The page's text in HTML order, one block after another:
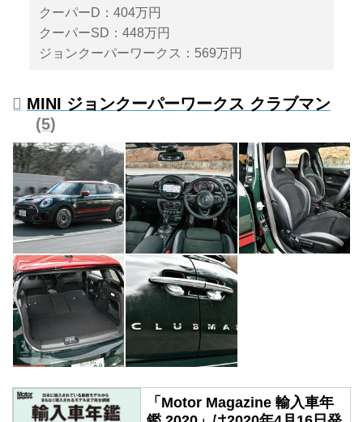
クーパーD：404万円
クーパーSD：448万円
ジョンクーパーワークス：569万円
MINI ジョンクーパーワークス クラブマン
5
「Motor Magazine 輸入車年